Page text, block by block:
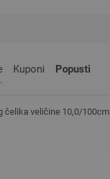
Kuponi Popusti
čelika veličine 10,0/100cm